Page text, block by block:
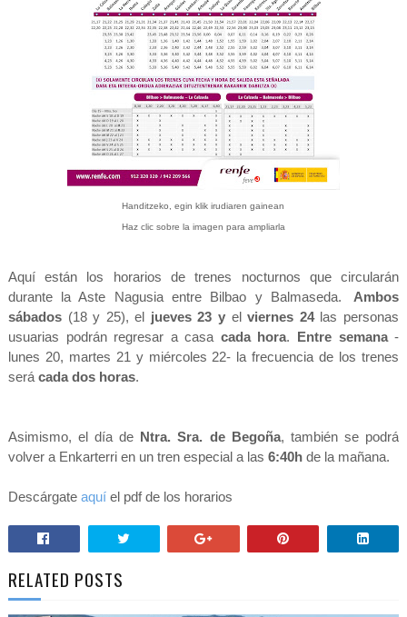
Handitzeko, egin klik irudiaren gainean
Haz clic sobre la imagen para ampliarla
Aquí están los horarios de trenes nocturnos que circularán
durante la Aste Nagusia entre Bilbao y Balmaseda.
Ambos
sábados(18 y 25), el jueves 23 y elviernes 24las personas
usuarias podrán regresar a casa cada hora. Entre semana-
lunes 20, martes 21 y miércoles 22- la frecuencia de los trenes
será cada dos horas.
Asimismo, el día de Ntra. Sra. de Begoña, también se podrá
volver a Enkarterri en un tren especial a las 6:40hde la mañana.
Descárgate aquíel pdf de los horarios
RELATED POSTS